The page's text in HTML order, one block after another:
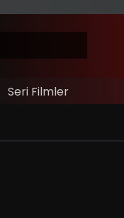
Seri Filmler